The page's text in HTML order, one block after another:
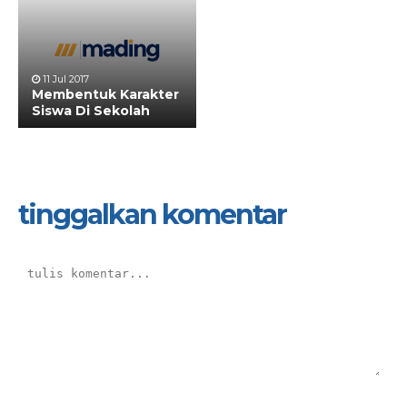
11 Jul 2017
Membentuk Karakter
Siswa Di Sekolah
tinggalkan komentar